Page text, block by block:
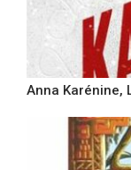
Anna Karénine,